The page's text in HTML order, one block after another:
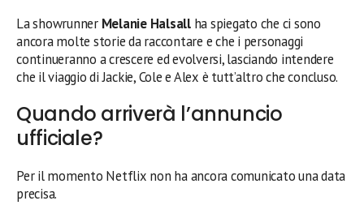
La showrunner Melanie Halsallha spiegato che ci sono
ancora molte storie da raccontare e che i personaggi
continueranno a crescere ed evolversi, lasciando intendere
che il viaggio di Jackie, Cole e Alex è tutt’altro che concluso.
Quando arriverà l’annuncio
ufficiale?
Per il momento Netflix non ha ancora comunicato una data
precisa.